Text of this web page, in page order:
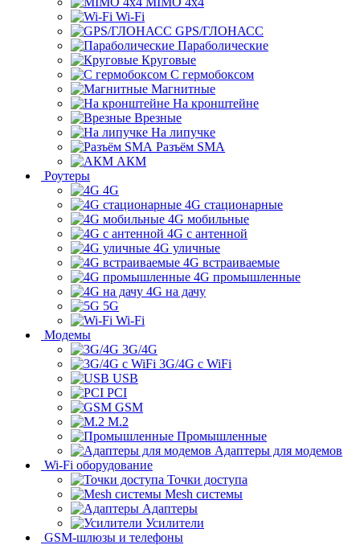
Wi-Fi
GPS/ГЛОНАСС
Параболические
Круговые
С гермобоксом
Магнитные
На кронштейне
Врезные
На липучке
Разъём SMA
АКМ
Роутеры
4G
4G стационарные
4G мобильные
4G с антенной
4G уличные
4G встраиваемые
4G промышленные
4G на дачу
5G
Wi-Fi
Модемы
3G/4G
3G/4G с WiFi
USB
PCI
GSM
M.2
Промышленные
Адаптеры для модемов
Wi-Fi оборудование
Точки доступа
Mesh системы
Адаптеры
Усилители
GSM-шлюзы и телефоны